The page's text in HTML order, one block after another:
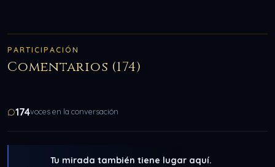
PARTICIPACIÓN
Comentarios (174)
174voces en la conversación
Tu mirada también tiene lugar aquí.